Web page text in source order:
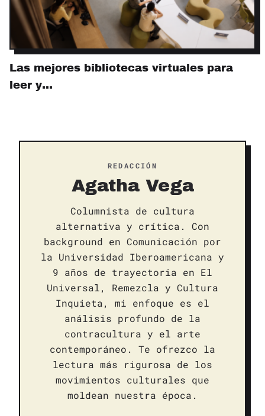
Las mejores bibliotecas virtuales para
leer y…
REDACCIÓN
Agatha Vega
Columnista de cultura
alternativa y crítica. Con
background en Comunicación por
la Universidad Iberoamericana y
9 años de trayectoria en El
Universal, Remezcla y Cultura
Inquieta, mi enfoque es el
análisis profundo de la
contracultura y el arte
contemporáneo. Te ofrezco la
lectura más rigurosa de los
movimientos culturales que
moldean nuestra época.